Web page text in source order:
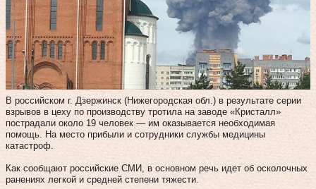
В российском г. Дзержинск (Нижегородская обл.) в результате серии
взрывов в цеху по производству тротила на заводе «Кристалл»
пострадали около 19 человек — им оказывается необходимая
помощь. На место прибыли и сотрудники службы медицины
катастроф.
Как сообщают российские СМИ, в основном речь идет об осколочных
ранениях легкой и средней степени тяжести.